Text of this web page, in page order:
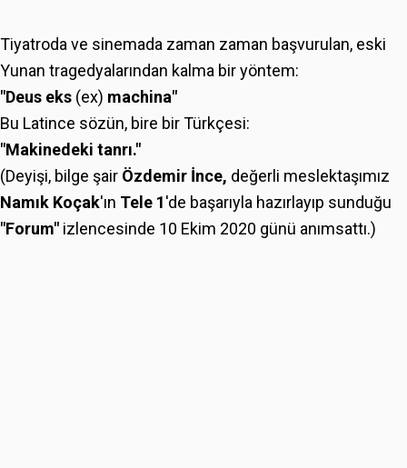
Tiyatroda ve sinemada zaman zaman başvurulan, eski
Yunan tragedyalarından kalma bir yöntem:
"Deus eks (ex) machina"
Bu Latince sözün, bire bir Türkçesi:
"Makinedeki tanrı."
(Deyişi, bilge şair Özdemir İnce, değerli meslektaşımız
Namık Koçak'ın Tele 1'de başarıyla hazırlayıp sunduğu
"Forum" izlencesinde 10 Ekim 2020 günü anımsattı.)